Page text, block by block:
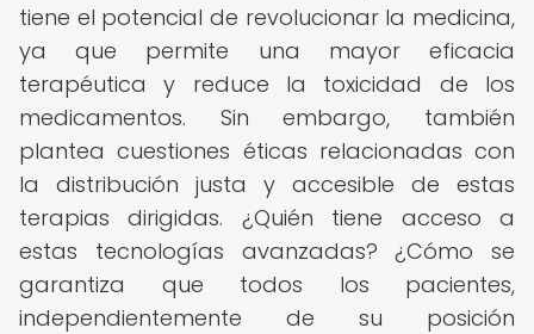
tiene el potencial de revolucionar la medicina,
ya que permite una mayor eficacia
terapéutica y reduce la toxicidad de los
medicamentos. Sin embargo, también
plantea cuestiones éticas relacionadas con
la distribución justa y accesible de estas
terapias dirigidas. ¿Quién tiene acceso a
estas tecnologías avanzadas? ¿Cómo se
garantiza que todos los pacientes,
independientemente de su posición